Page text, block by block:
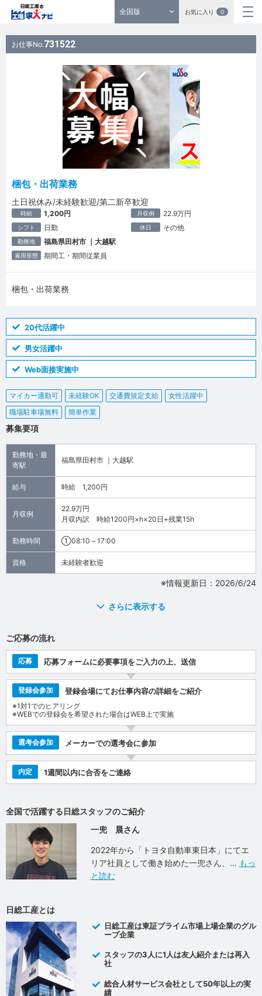
全国版 お気に入り 0
お仕事No.731522
梱包・出荷業務
土日祝休み/未経験歓迎/第二新卒歓迎
時給 1,200円 月収例 22.9万円
シフト 日勤 休日 その他
勤務地 福島県田村市 ｜大越駅
雇用形態 期間工・期間従業員
梱包・出荷業務
20代活躍中
男女活躍中
Web面接実施中
マイカー通勤可 未経験OK 交通費規定支給
女性活躍中
職場駐車場無料
簡単作業
募集要項
勤務地・最
寄駅
福島県田村市 ｜大越駅
給与 時給 1,200円
月収例
22.9万円
月収内訳 時給1200円×h×20日+残業15h
勤務時間 ①08:10～17:00
資格 未経験者歓迎
※情報更新日：2026/6/24
さらに表示する
ご応募の流れ
応募 応募フォームに必要事項をご入力の上、送信
登録会参加 登録会場にてお仕事内容の詳細をご紹介
※1対1でのヒアリング
※WEBでの登録会を希望された場合はWEB上で実施
選考会参加 メーカーでの選考会に参加
内定 1週間以内に合否をご連絡
全国で活躍する日総スタッフのご紹介
一兜 晨さん
2022年から「トヨタ自動車東日本」にてエ
リア社員として働き始めた一兜さん、
もっ
と読む
日総工産とは
日総工産は東証プライム市場上場企業のグル
ープ企業
スタッフの3人に1人は友人紹介または再入
社
総合人材サービス会社として50年以上の実
績